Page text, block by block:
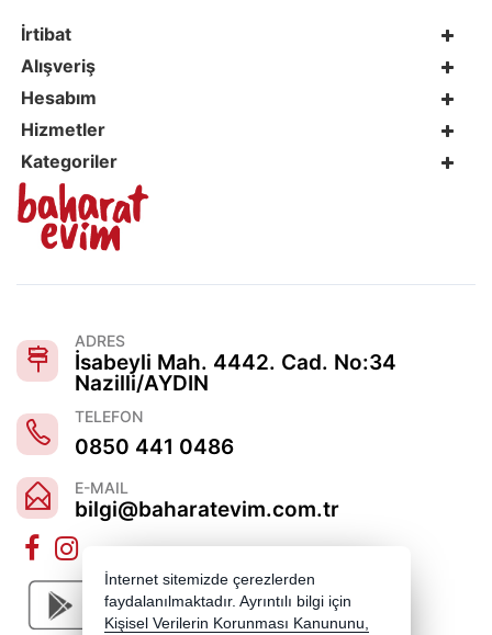
İrtibat
Alışveriş
Hesabım
Hizmetler
Kategoriler
ADRES
İsabeyli Mah. 4442. Cad. No:34
Nazilli/AYDIN
TELEFON
0850 441 0486
E-MAIL
bilgi@baharatevim.com.tr
İnternet sitemizde çerezlerden
faydalanılmaktadır. Ayrıntılı bilgi için
Kişisel Verilerin Korunması Kanununu,